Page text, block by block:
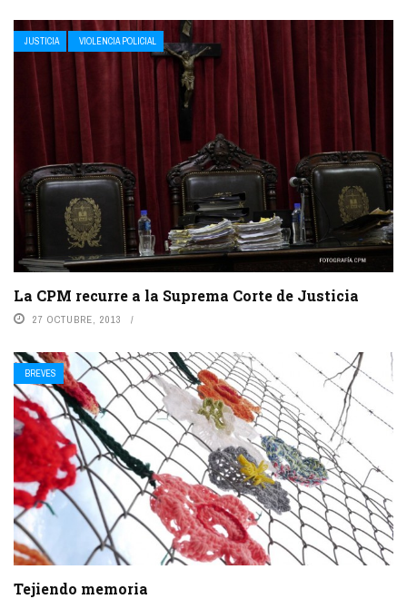
JUSTICIA VIOLENCIA POLICIAL
La CPM recurre a la Suprema Corte de Justicia
27 OCTUBRE, 2013
BREVES
Tejiendo memoria